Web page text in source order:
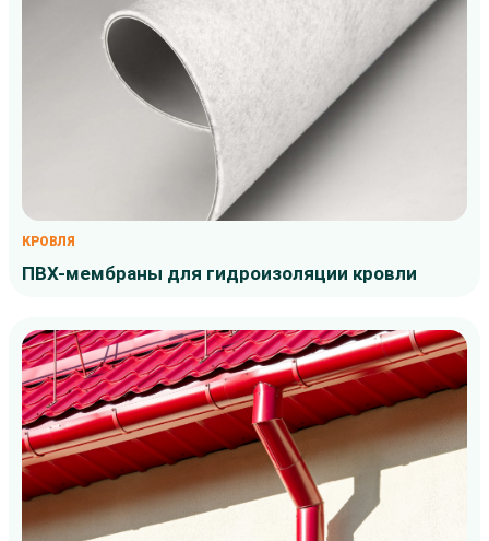
КРОВЛЯ
ПВХ-мембраны для гидроизоляции кровли